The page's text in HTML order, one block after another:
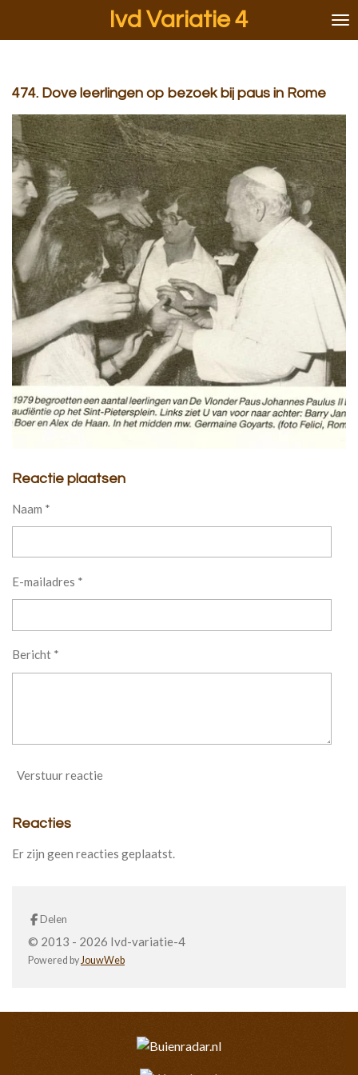
hoofdinhoud
Ivd Variatie 4
474. Dove leerlingen op bezoek bij paus in Rome
Reactie plaatsen
Naam *
E-mailadres *
Bericht *
Verstuur reactie
Reacties
Er zijn geen reacties geplaatst.
Delen
© 2013 - 2026 Ivd-variatie-4
Powered byJouwWeb